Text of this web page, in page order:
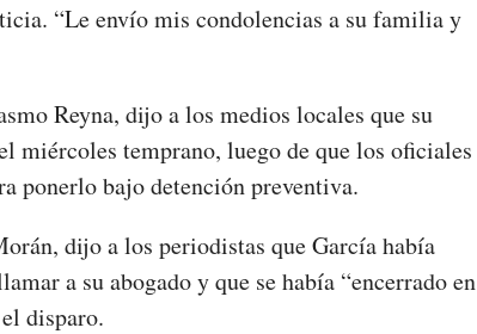
“Le envío mis condolencias a su familia y
Reyna, dijo a los medios locales que su
miércoles temprano, luego de que los oficiales
ponerlo bajo detención preventiva.
dijo a los periodistas que García había
a su abogado y que se había “encerrado en
disparo.